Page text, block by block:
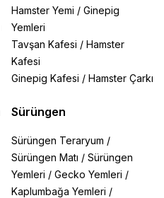
Hamster Yemi / Ginepig
Yemleri
Tavşan Kafesi / Hamster
Kafesi
Ginepig Kafesi / Hamster Çarkı
Sürüngen
Sürüngen Teraryum /
Sürüngen Matı / Sürüngen
Yemleri / Gecko Yemleri /
Kaplumbağa Yemleri /